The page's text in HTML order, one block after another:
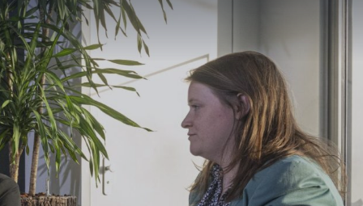
Biodiversiteit
Dubbelfunctie
Innovatie
Inpassing
Participatie
MVO